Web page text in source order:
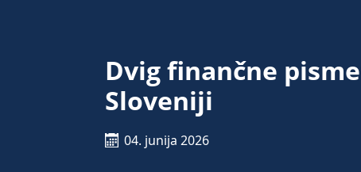
Dvig finančne
Sloveniji
04. junija 2026